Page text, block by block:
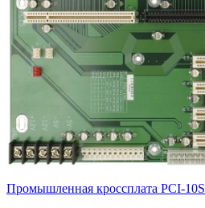
Промышленная кроссплата PCI-10S